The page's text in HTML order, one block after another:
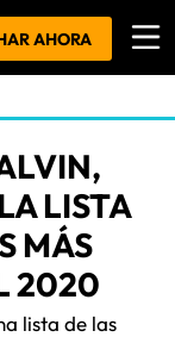
AHORA
LISTA
MÁS
2020
lista de las